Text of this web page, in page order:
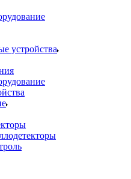
устройства